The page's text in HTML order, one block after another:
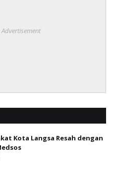
Advertisement
Kota Langsa Resah dengan